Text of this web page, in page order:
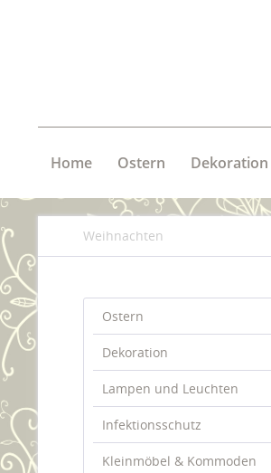
Home Ostern Dekoration
Weihnachten
Ostern
Dekoration
Lampen und Leuchten
Infektionsschutz
Kleinmöbel & Kommoden